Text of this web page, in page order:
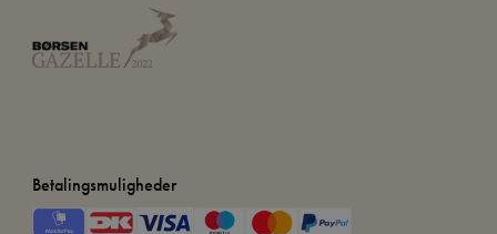
Betalingsmuligheder